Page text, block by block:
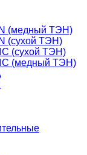
(медный ТЭН)
(сухой ТЭН)
(сухой ТЭН)
(медный ТЭН)